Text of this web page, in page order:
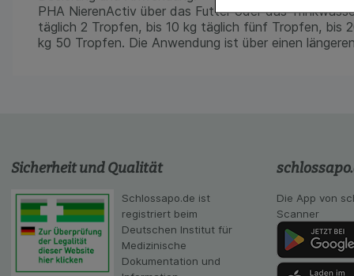
gestalten,
Verhaltensweisen
auf Ihre
PHA NierenActiv über das Futter oder das
täglich 2 Tropfen, bis 10 kg täglich fünf Tropfen, bis
kg 50 Tropfen. Die Anwendung ist über einen
Sicherheit und Qualität
Schlossapo.de ist
registriert beim
Deutschen Institut für
Medizinische
Dokumentation und
Die App von
Scanner